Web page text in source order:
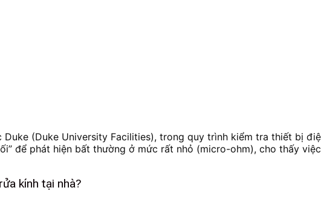
(Duke University Facilities), trong quy trình kiểm tra thiết bị
để phát hiện bất thường ở mức rất nhỏ (micro-ohm), cho thấy
kính tại nhà?